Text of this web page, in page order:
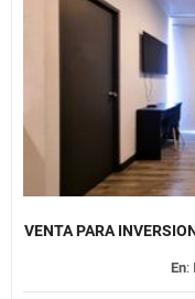
VENTA PARA
En: